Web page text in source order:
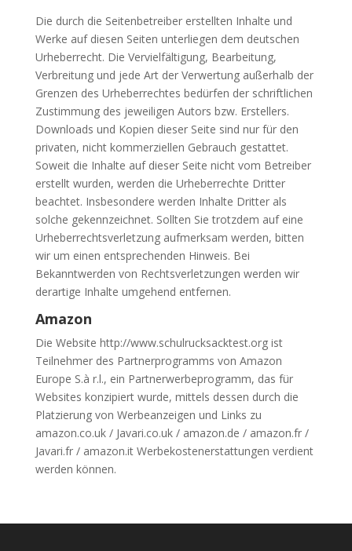
Die durch die Seitenbetreiber erstellten Inhalte und
Werke auf diesen Seiten unterliegen dem deutschen
Urheberrecht. Die Vervielfältigung, Bearbeitung,
Verbreitung und jede Art der Verwertung außerhalb der
Grenzen des Urheberrechtes bedürfen der schriftlichen
Zustimmung des jeweiligen Autors bzw. Erstellers.
Downloads und Kopien dieser Seite sind nur für den
privaten, nicht kommerziellen Gebrauch gestattet.
Soweit die Inhalte auf dieser Seite nicht vom Betreiber
erstellt wurden, werden die Urheberrechte Dritter
beachtet. Insbesondere werden Inhalte Dritter als
solche gekennzeichnet. Sollten Sie trotzdem auf eine
Urheberrechtsverletzung aufmerksam werden, bitten
wir um einen entsprechenden Hinweis. Bei
Bekanntwerden von Rechtsverletzungen werden wir
derartige Inhalte umgehend entfernen.
Amazon
Die Website http://www.schulrucksacktest.org ist
Teilnehmer des Partnerprogramms von Amazon
Europe S.à r.l., ein Partnerwerbeprogramm, das für
Websites konzipiert wurde, mittels dessen durch die
Platzierung von Werbeanzeigen und Links zu
amazon.co.uk / Javari.co.uk / amazon.de / amazon.fr /
Javari.fr / amazon.it Werbekostenerstattungen verdient
werden können.